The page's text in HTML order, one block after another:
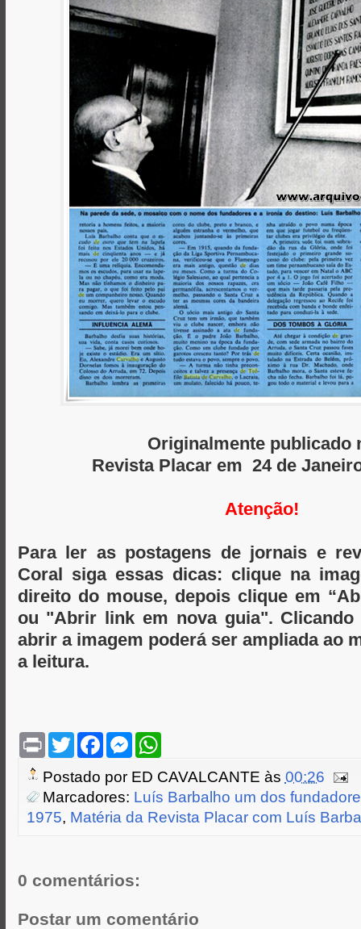
Originalmente publicado
Revista Placar em 24 de
Atenção!
Para ler as postagens de jornais e
Coral siga essas dicas: clique na
direito do mouse, depois clique em
ou "Abrir link em nova guia". Clicando
abrir a imagem poderá ser ampliada ao
a leitura.
P
n
t
T
w
t
e
r
F
e
b
o
o
M
s
e
n
g
W
t
A
p
Postado por ED CAVALCANTE às 00:26
Marcadores: Luís Barbalho um dos
1975, Matéria da Revista Placar com Luís
0 comentários:
Postar um comentário